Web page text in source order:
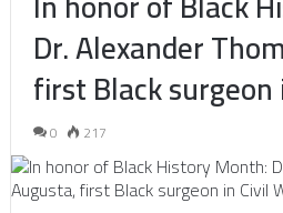
Dr. Alexander
first Black surgeon
0 217